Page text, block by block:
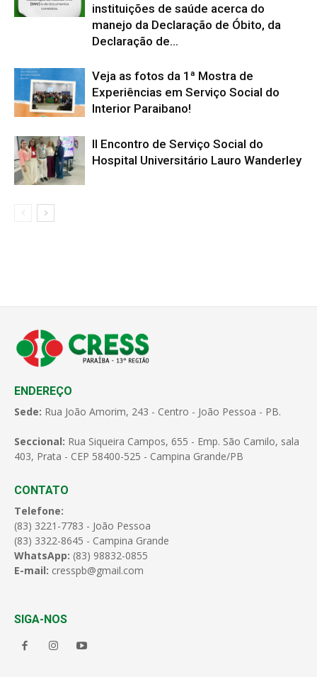
instituições de saúde acerca do
manejo da Declaração de Óbito, da
Declaração de...
Veja as fotos da 1ª Mostra de
Experiências em Serviço Social do
Interior Paraibano!
II Encontro de Serviço Social do
Hospital Universitário Lauro Wanderley
ENDEREÇO
Sede: Rua João Amorim, 243 - Centro - João Pessoa - PB.
Seccional: Rua Siqueira Campos, 655 - Emp. São Camilo, sala
403, Prata - CEP 58400-525 - Campina Grande/PB
CONTATO
Telefone:
(83) 3221-7783 - João Pessoa
(83) 3322-8645 - Campina Grande
WhatsApp: (83) 98832-0855
E-mail: cresspb@gmail.com
SIGA-NOS